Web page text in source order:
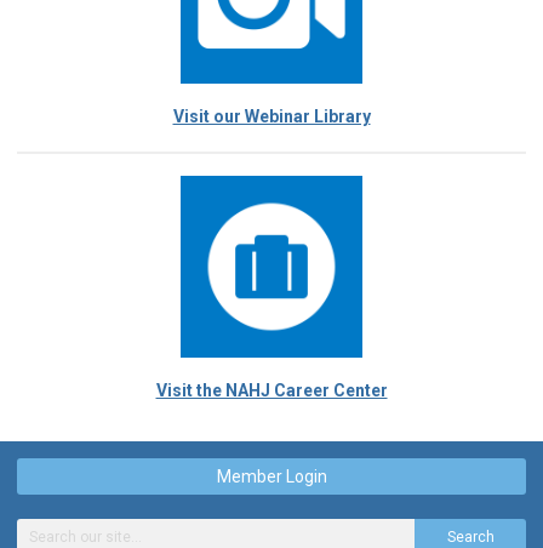
Visit our Webinar Library
Visit the NAHJ Career Center
Member Login
Search